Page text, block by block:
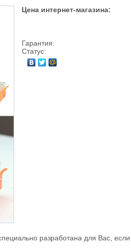
Цена интернет-магазина:
Гарантия:
Статус:
разработана для Вас, если